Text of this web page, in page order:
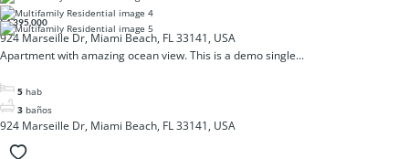
FL 33141, USA
€4,395,000
924 Marseille Dr, Miami Beach, FL 33141, USA
Apartment with amazing ocean view. This is a demo single...
5 hab
3 baños
924 Marseille Dr, Miami Beach, FL 33141, USA